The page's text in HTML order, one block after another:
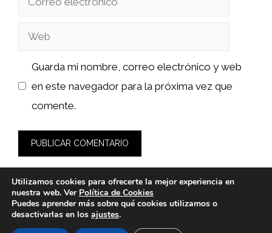
Web
Guarda mi nombre, correo electrónico y web
en este navegador para la próxima vez que
comente.
© 2026 wasabidelnorte.es -
Utilizamos cookies para ofrecerte la mejor experiencia en
nuestra web. Ver Política de Cookies
Puedes aprender más sobre qué cookies utilizamos o
desactivarlas en los ajustes.